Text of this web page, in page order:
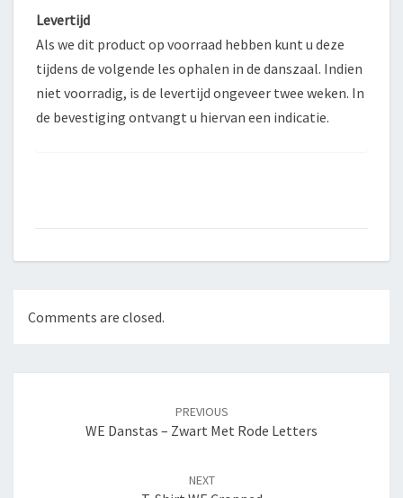
Levertijd
Als we dit product op voorraad hebben kunt u deze
tijdens de volgende les ophalen in de danszaal. Indien
niet voorradig, is de levertijd ongeveer twee weken. In
de bevestiging ontvangt u hiervan een indicatie.
Comments are closed.
PREVIOUS
WE Danstas – Zwart Met Rode Letters
NEXT